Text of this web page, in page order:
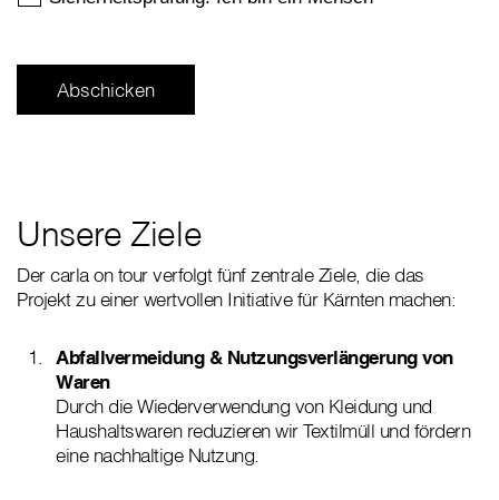
Unsere Ziele
Der carla on tour verfolgt fünf zentrale Ziele, die das
Projekt zu einer wertvollen Initiative für Kärnten machen:
Abfallvermeidung & Nutzungsverlängerung von
Waren
Durch die Wiederverwendung von Kleidung und
Haushaltswaren reduzieren wir Textilmüll und fördern
eine nachhaltige Nutzung.